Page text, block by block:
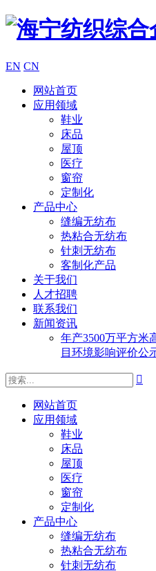
EN CN
网站首页
应用领域
鞋业
床品
屋顶
医疗
窗帘
定制化
产品中心
缝编无纺布
热粘合无纺布
针刺无纺布
客制化产品
关于我们
人才招聘
联系我们
新闻资讯
年产3500万平方米
目环境影响评价公

网站首页
应用领域
鞋业
床品
屋顶
医疗
窗帘
定制化
产品中心
缝编无纺布
热粘合无纺布
针刺无纺布